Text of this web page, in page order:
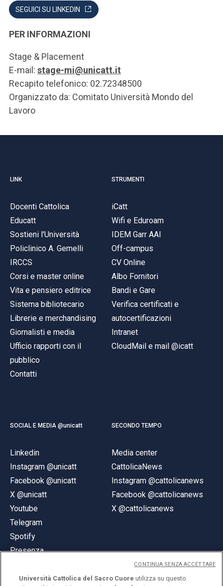
SEGUICI SU LINKEDIN
PER INFORMAZIONI
Stage & Placement
E-mail: stage-mi@unicatt.it
Recapito telefonico: 02.72348500
Organizzato da: Comitato Università Mondo del
Lavoro
LINK
Docenti Cattolica
Educatt
Sostieni l'Università
Policlinico A. Gemelli
IRCCS
Corsi e master online
Vita e pensiero editrice
Sistema bibliotecario
Librerie e merchandising
Giornalisti e media
Ufficio rapporti con il
pubblico
Contatti
STRUMENTI
iCatt
Wifi e Eduroam
IDEM Garr AAI
Off-campus
CV Online
Albo Fornitori
Bandi e Gare
Verifica certificati e
autocertificazioni
Intranet
CloudMail e mail @icatt
SOCIAL E MEDIA @unicatt
Linkedin
Instagram @unicatt
Facebook @unicatt
X @unicatt
Youtube
Telegram
Spotify
Presenza
SECONDO TEMPO
Media center
CattolicaNews
Instagram @cattolicanews
Facebook @cattolicanews
X @cattolicanews
Università Cattolica del Sacro Cuore utilizza su questo
CONTINUA SENZA ACCETTARE